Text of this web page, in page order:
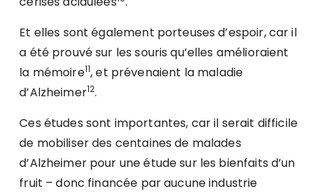
Et elles sont également porteuses d’espoir, car il
a été prouvé sur les souris qu’elles amélioraient
la mémoire11, et prévenaient la maladie
d’Alzheimer12.
Ces études sont importantes, car il serait difficile
de mobiliser des centaines de malades
d’Alzheimer pour une étude sur les bienfaits d’un
fruit – donc financée par aucune industrie